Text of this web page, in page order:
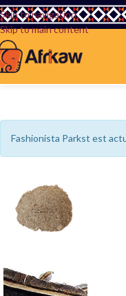
Skip to navigation
Skip to main content
Fashionista Parkst est